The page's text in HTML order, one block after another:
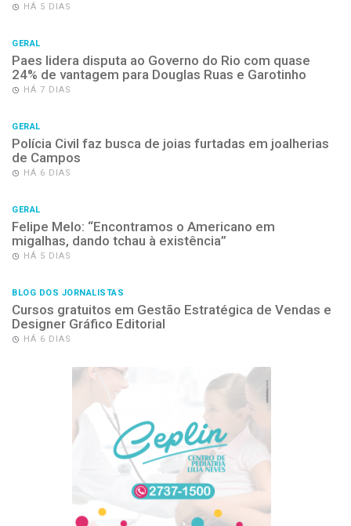
HÁ 5 DIAS
GERAL
Paes lidera disputa ao Governo do Rio com quase
24% de vantagem para Douglas Ruas e Garotinho
HÁ 7 DIAS
GERAL
Polícia Civil faz busca de joias furtadas em joalherias
de Campos
HÁ 6 DIAS
GERAL
Felipe Melo: “Encontramos o Americano em
migalhas, dando tchau à existência”
HÁ 5 DIAS
BLOG DOS JORNALISTAS
Cursos gratuitos em Gestão Estratégica de Vendas e
Designer Gráfico Editorial
HÁ 6 DIAS